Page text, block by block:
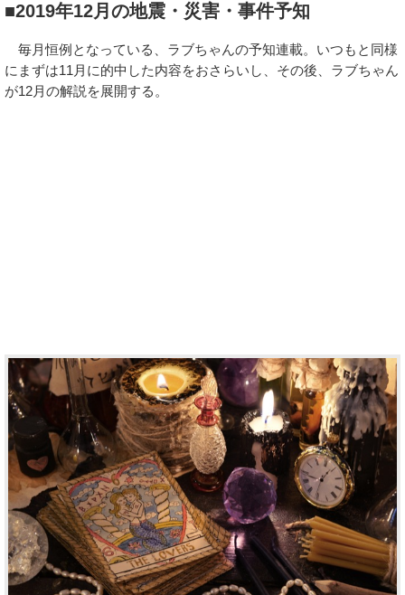
■2019年12月の地震・災害・事件予知
毎月恒例となっている、ラブちゃんの予知連載。いつもと同様
にまずは11月に的中した内容をおさらいし、その後、ラブちゃん
が12月の解説を展開する。